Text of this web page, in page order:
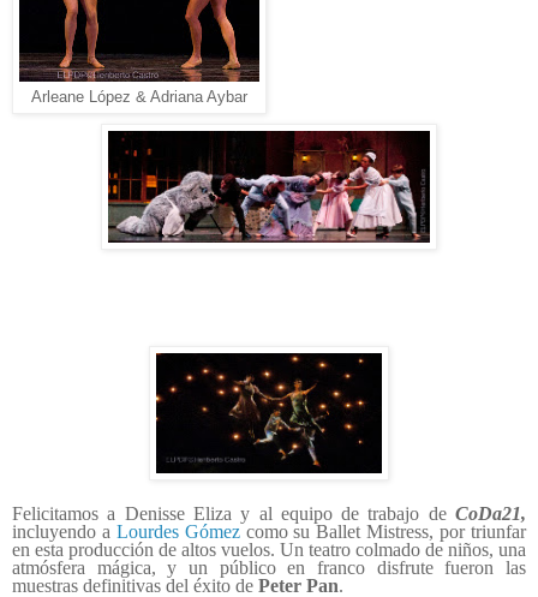
Arleane López & Adriana Aybar
Felicitamos a Denisse Eliza y al equipo de trabajo de CoDa21,
incluyendo a Lourdes Gómezcomo su Ballet Mistress, por triunfar
en esta producción de altos vuelos. Un teatro colmado de niños, una
atmósfera mágica, y un público en franco disfrute fueron las
muestras definitivas del éxito de Peter Pan.